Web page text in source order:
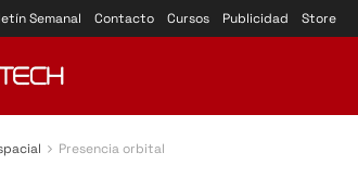
Semanal Contacto Cursos Publicidad Store
Presencia orbital